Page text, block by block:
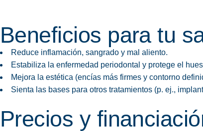
Beneficios para tu
Reduce inflamación, sangrado y mal aliento.
Estabiliza la enfermedad periodontal y protege el
Mejora la estética (encías más firmes y contorno
Sienta las bases para otros tratamientos (p. ej.,
Precios y